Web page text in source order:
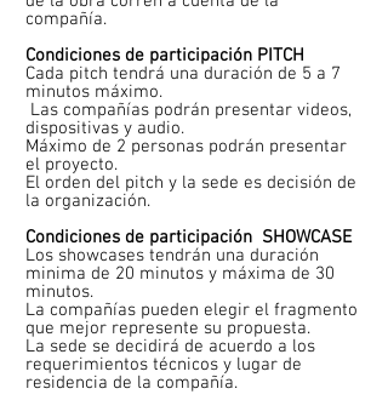
compañía.
Condiciones de participación PITCH
Cada pitch tendrá una duración de 5 a 7
minutos máximo.
Las compañías podrán presentar videos,
dispositivas y audio.
Máximo de 2 personas podrán presentar
el proyecto.
El orden del pitch y la sede es decisión de
la organización.
Condiciones de participación SHOWCASE
Los showcases tendrán una duración
minima de 20 minutos y máxima de 30
minutos.
La compañías pueden elegir el fragmento
que mejor represente su propuesta.
La sede se decidirá de acuerdo a los
requerimientos técnicos y lugar de
residencia de la compañía.